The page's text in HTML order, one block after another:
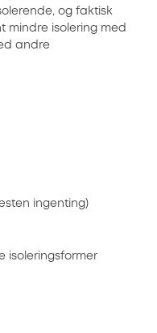
og faktisk
mindre isolering med
andre
ingenting)
isoleringsformer